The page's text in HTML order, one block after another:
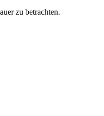
zu betrachten.